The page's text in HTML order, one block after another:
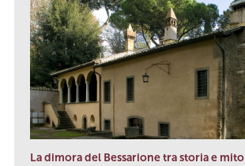
La dimora del Bessarione tra storia e mito